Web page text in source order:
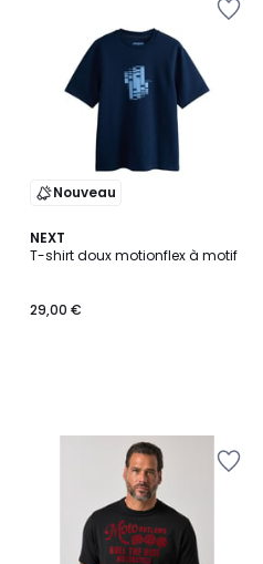
Nouveau
NEXT
T-shirt doux motionflex à motif
29,00 €